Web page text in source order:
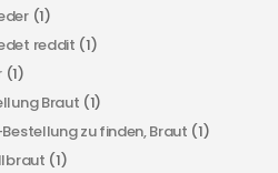
(1)
reddit (1)
(1)
Braut (1)
zu finden, Braut (1)
(1)